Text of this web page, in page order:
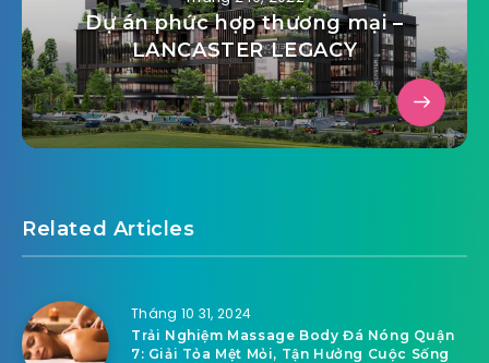
Dự án phức hợp thương mại –
LANCASTER LEGACY
Related Articles
Tháng 10 31, 2024
Trải Nghiệm Massage Body Đá Nóng Quận
7: Giải Tỏa Mệt Mỏi, Tận Hưởng Cuộc Sống